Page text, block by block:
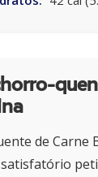
de Carne